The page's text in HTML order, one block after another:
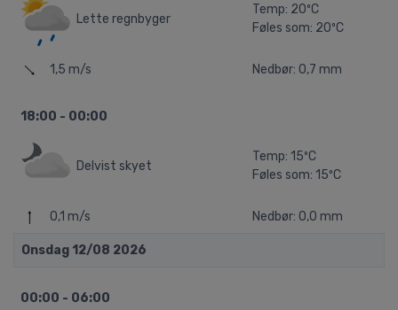
Lette regnbyger
Temp: 20ºC
Føles som: 20ºC
1,5 m/s Nedbør: 0,7 mm
18:00 - 00:00
Delvist skyet
Temp: 15ºC
Føles som: 15ºC
0,1 m/s Nedbør: 0,0 mm
Onsdag 12/08 2026
00:00 - 06:00